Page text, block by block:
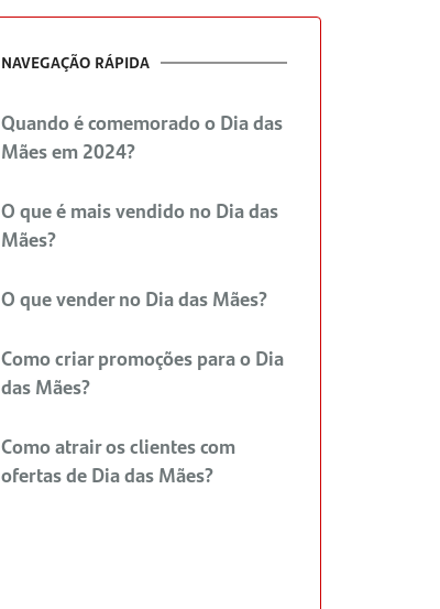
NAVEGAÇÃO RÁPIDA
Quando é comemorado o Dia das
Mães em 2024?
O que é mais vendido no Dia das
Mães?
O que vender no Dia das Mães?
Como criar promoções para o Dia
das Mães?
Como atrair os clientes com
ofertas de Dia das Mães?